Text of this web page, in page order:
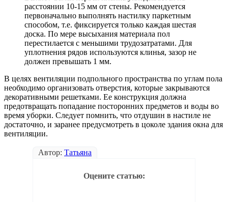
расстоянии 10-15 мм от стены. Рекомендуется
первоначально выполнять настилку паркетным
способом, т.е. фиксируется только каждая шестая
доска. По мере высыхания материала пол
перестилается с меньшими трудозатратами. Для
уплотнения рядов используются клинья, зазор не
должен превышать 1 мм.
В целях вентиляции подпольного пространства по углам пола
необходимо организовать отверстия, которые закрываются
декоративными решетками. Ее конструкция должна
предотвращать попадание посторонних предметов и воды во
время уборки. Следует помнить, что отдушин в настиле не
достаточно, и заранее предусмотреть в цоколе здания окна для
вентиляции.
Автор: Татьяна
Оцените статью: